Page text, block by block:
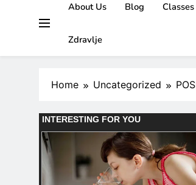
About Us Blog Classes
Zdravlje
Home Uncategorized